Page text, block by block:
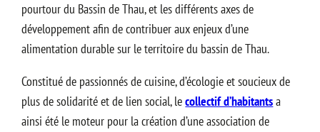
pourtour du Bassin de Thau, et les différents axes de
développement afin de contribuer aux enjeux d’une
alimentation durable sur le territoire du bassin de Thau.
Constitué de passionnés de cuisine, d’écologie et soucieux de
plus de solidarité et de lien social, lecollectif d’habitantsa
ainsi été le moteur pour la création d’une association de